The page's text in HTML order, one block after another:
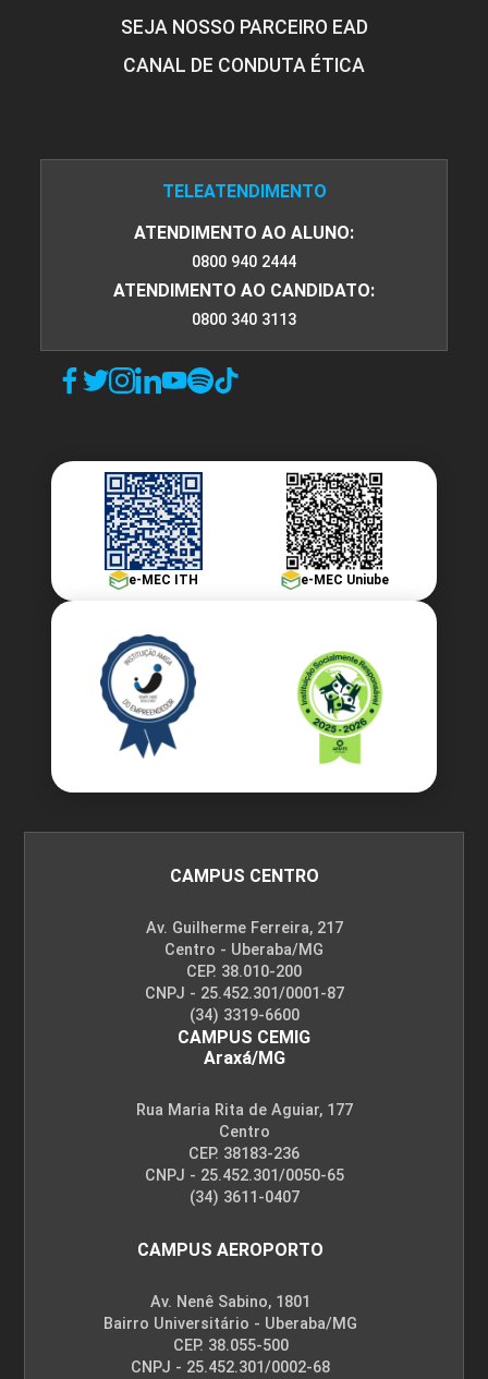
SEJA NOSSO PARCEIRO EAD
CANAL DE CONDUTA ÉTICA
TELEATENDIMENTO
ATENDIMENTO AO ALUNO:
0800 940 2444
ATENDIMENTO AO CANDIDATO:
0800 340 3113
e-MEC ITH e-MEC Uniube
CAMPUS CENTRO
Av. Guilherme Ferreira, 217
Centro - Uberaba/MG
CEP. 38.010-200
CNPJ - 25.452.301/0001-87
(34) 3319-6600
CAMPUS CEMIG
Araxá/MG
Rua Maria Rita de Aguiar, 177
Centro
CEP. 38183-236
CNPJ - 25.452.301/0050-65
(34) 3611-0407
CAMPUS AEROPORTO
Av. Nenê Sabino, 1801
Bairro Universitário - Uberaba/MG
CEP. 38.055-500
CNPJ - 25.452.301/0002-68